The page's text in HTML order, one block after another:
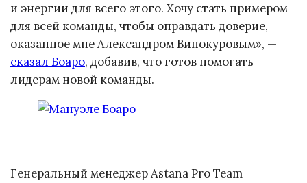
и энергии для всего этого. Хочу стать примером
для всей команды, чтобы оправдать доверие,
оказанное мне Александром Винокуровым», —
сказал Боаро, добавив, что готов помогать
лидерам новой команды.
Генеральный менеджер Astana Pro Team